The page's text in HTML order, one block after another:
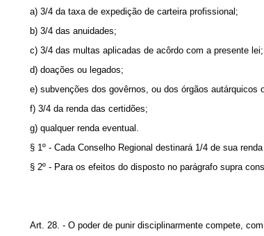
a) 3/4 da taxa de expedição de carteira profissional;
b) 3/4 das anuidades;
c) 3/4 das multas aplicadas de acôrdo com a presente lei;
d) doações ou legados;
e) subvenções dos govêrnos, ou dos órgãos autárquicos
f) 3/4 da renda das certidões;
g) qualquer renda eventual.
§ 1º - Cada Conselho Regional destinará 1/4 de sua
§ 2º - Para os efeitos do disposto no parágrafo supra
Art. 28. - O poder de punir disciplinarmente compete,